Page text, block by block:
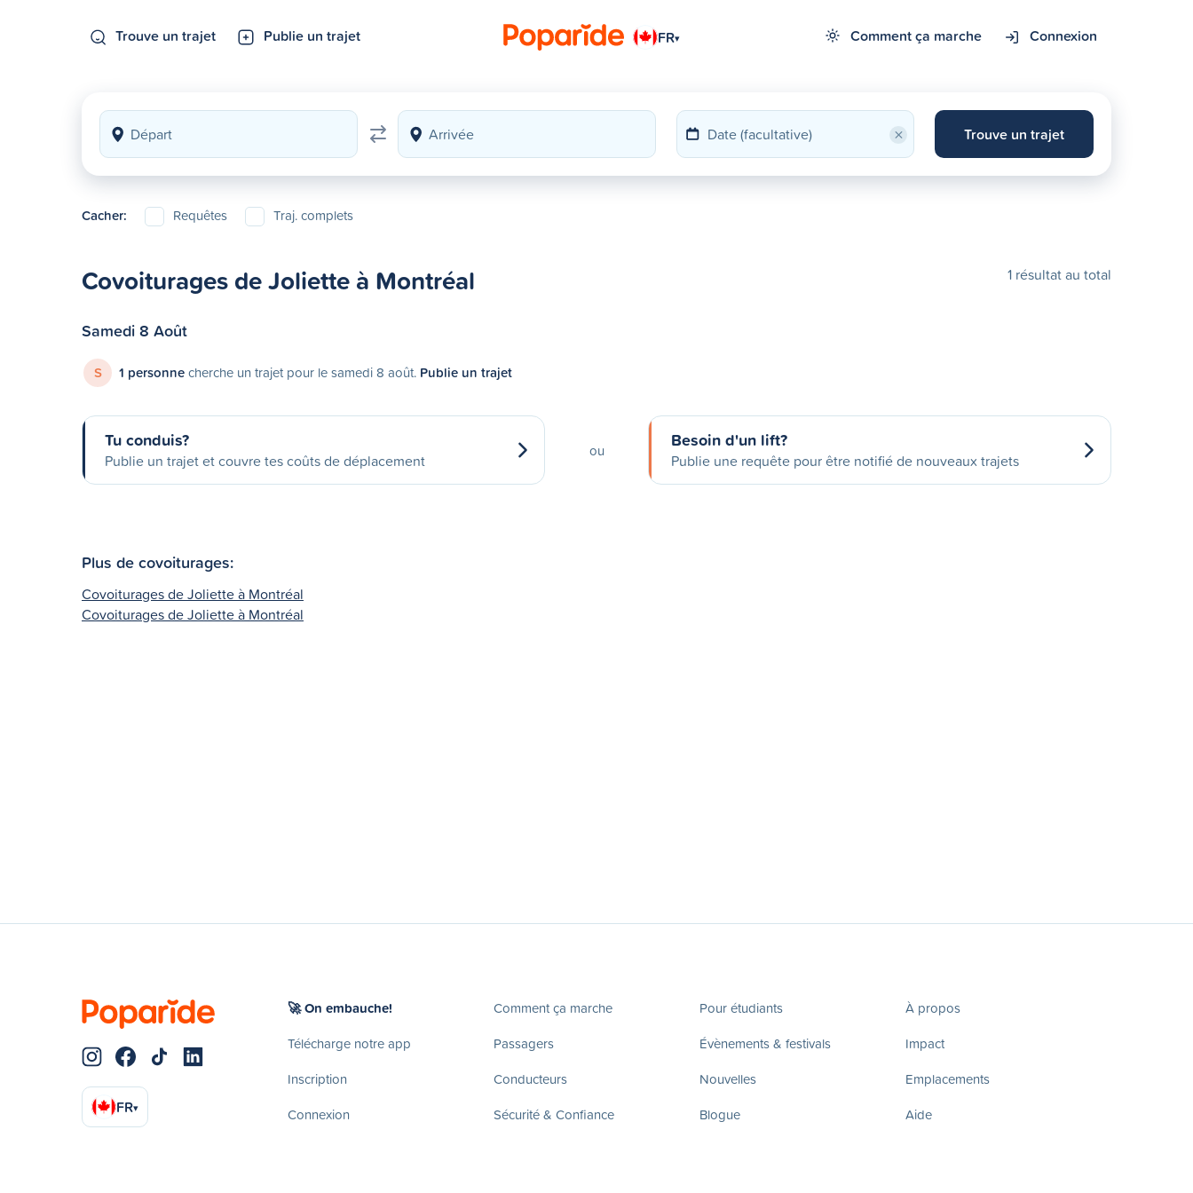
Trouve un trajet Publie un trajet FR▾ Comment ça marche Connexion
× Trouve un trajet
Cacher: Requêtes Traj. complets
Covoiturages de Joliette à Montréal 1 résultat au total
Samedi 8 Août
S 1 personnecherche un trajet pour le samedi 8 août. Publie un trajet
Tu conduis?
Publie un trajet et couvre tes coûts de déplacement
ou Besoin d'un lift?
Publie une requête pour être notifié de nouveaux trajets
Plus de covoiturages:
Covoiturages de Joliette à Montréal
Covoiturages de Joliette à Montréal
FR▾
🚀 On embauche!
Télécharge notre app
Inscription
Connexion
Comment ça marche
Passagers
Conducteurs
Sécurité & Confiance
Pour étudiants
Évènements & festivals
Nouvelles
Blogue
À propos
Impact
Emplacements
Aide